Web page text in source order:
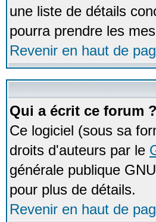
une liste de détails
pourra prendre les
Revenir en haut de
Qui a écrit ce forum ?
Ce logiciel (sous sa
droits d'auteurs par le
générale publique
pour plus de détails.
Revenir en haut de